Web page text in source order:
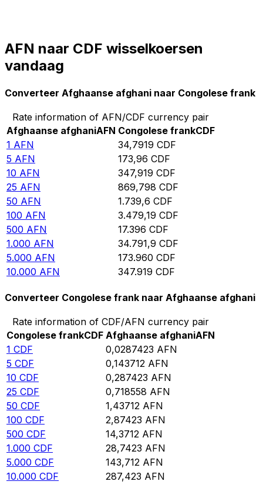
AFN naar CDF wisselkoersen
vandaag
Converteer Afghaanse afghani naar Congolese frank
Rate information of AFN/CDF currency pair
Afghaanse afghaniAFN Congolese frankCDF
1 AFN 34,7919 CDF
5 AFN 173,96 CDF
10 AFN 347,919 CDF
25 AFN 869,798 CDF
50 AFN 1.739,6 CDF
100 AFN 3.479,19 CDF
500 AFN 17.396 CDF
1.000 AFN 34.791,9 CDF
5.000 AFN 173.960 CDF
10.000 AFN 347.919 CDF
Converteer Congolese frank naar Afghaanse afghani
Rate information of CDF/AFN currency pair
Congolese frankCDF Afghaanse afghaniAFN
1 CDF 0,0287423 AFN
5 CDF 0,143712 AFN
10 CDF 0,287423 AFN
25 CDF 0,718558 AFN
50 CDF 1,43712 AFN
100 CDF 2,87423 AFN
500 CDF 14,3712 AFN
1.000 CDF 28,7423 AFN
5.000 CDF 143,712 AFN
10.000 CDF 287,423 AFN